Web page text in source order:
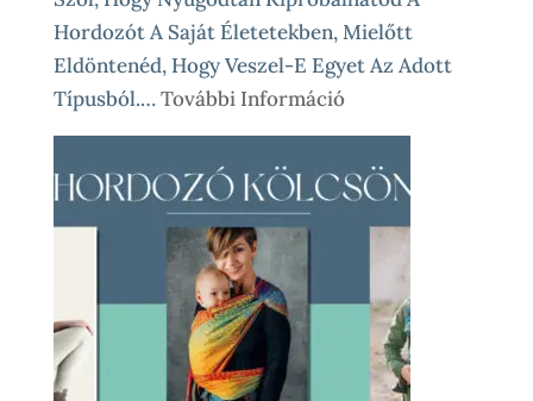
Hordozót A Saját Életetekben, Mielőtt
Eldöntenéd, Hogy Veszel-E Egyet Az Adott
Típusból.…További Információ:
Babahordozó
Kölcsönzés
Lépésről
Lépésre
Így
Működik
Nálunk